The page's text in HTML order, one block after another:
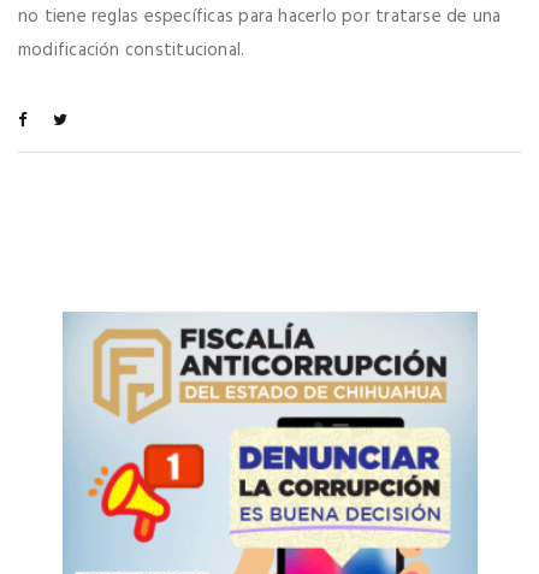
no tiene reglas específicas para hacerlo por tratarse de una
modificación constitucional.